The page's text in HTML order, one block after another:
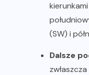
(SW) i
Dalsze